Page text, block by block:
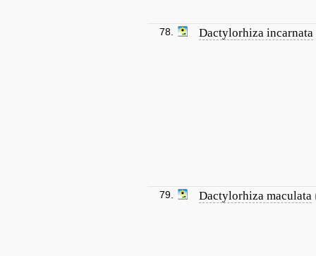
78. Dactylorhiza incarnata
79. Dactylorhiza maculata